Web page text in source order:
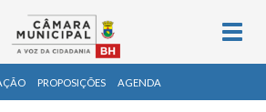
PROPOSIÇÕES AGENDA